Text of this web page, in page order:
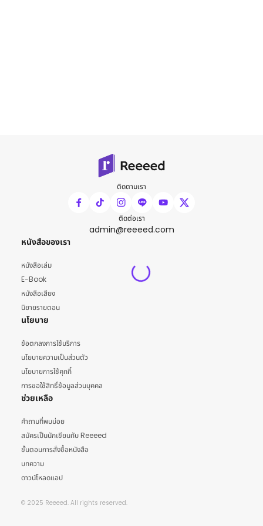
ติดตามเรา
ติดต่อเรา
admin@reeeed.com
หนังสือของเรา
หนังสือเล่ม
E-Book
หนังสือเสียง
นิยายรายตอน
นโยบาย
ข้อตกลงการใช้บริการ
นโยบายความเป็นส่วนตัว
นโยบายการใช้คุกกี้
การขอใช้สิทธิ์ข้อมูลส่วนบุคคล
ช่วยเหลือ
คำถามที่พบบ่อย
สมัครเป็นนักเขียนกับ Reeeed
ขั้นตอนการสั่งซื้อหนังสือ
บทความ
ดาวน์โหลดแอป
© 2025 Reeeed. All rights reserved.